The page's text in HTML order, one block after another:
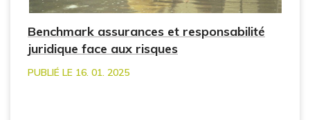
Benchmark assurances et responsabilité
juridique face aux risques
PUBLIÉ LE 16. 01. 2025